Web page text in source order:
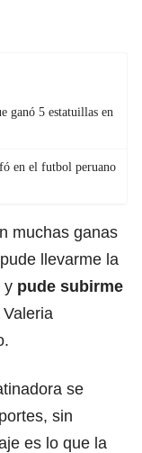
ganó 5 estatuillas en
en el futbol peruano
muchas ganas
llevarme la
y pude subirme
Valeria
se
sin
es lo que la